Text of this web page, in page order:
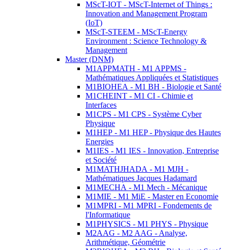
MScT-IOT - MScT-Internet of Things :
Innovation and Management Program
(IoT)
MScT-STEEM - MScT-Energy
Environment : Science Technology &
Management
Master (DNM)
M1APPMATH - M1 APPMS -
Mathématiques Appliquées et Statistiques
M1BIOHEA - M1 BH - Biologie et Santé
M1CHEINT - M1 CI - Chimie et
Interfaces
M1CPS - M1 CPS - Système Cyber
Physique
M1HEP - M1 HEP - Physique des Hautes
Energies
M1IES - M1 IES - Innovation, Entreprise
et Société
M1MATHJHADA - M1 MJH -
Mathématiques Jacques Hadamard
M1MECHA - M1 Mech - Mécanique
M1MIE - M1 MiE - Master en Economie
M1MPRI - M1 MPRI - Fondements de
l'Informatique
M1PHYSICS - M1 PHYS - Physique
M2AAG - M2 AAG - Analyse,
Arithmétique, Géométrie